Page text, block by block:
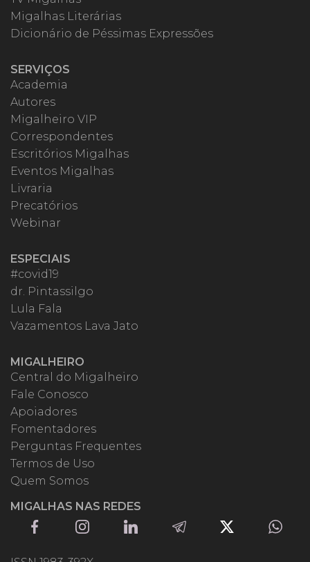
Migalhas Literárias
Dicionário de Péssimas Expressões
SERVIÇOS
Academia
Autores
Migalheiro VIP
Correspondentes
Escritórios Migalhas
Eventos Migalhas
Livraria
Precatórios
Webinar
ESPECIAIS
#covid19
dr. Pintassilgo
Lula Fala
Vazamentos Lava Jato
MIGALHEIRO
Central do Migalheiro
Fale Conosco
Apoiadores
Fomentadores
Perguntas Frequentes
Termos de Uso
Quem Somos
MIGALHAS NAS REDES